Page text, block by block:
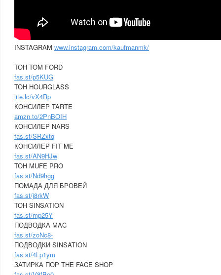
INSTAGRAM www.instagram.com/kaufmanmk/
ТОН TOM FORD
fas.st/p5KUG
ТОН HOURGLASS
lite.lc/vX4Rp
КОНСИЛЕР TARTE
amzn.to/2PnBOIH
КОНСИЛЕР NARS
fas.st/SRZxtq
КОНСИЛЕР FIT ME
fas.st/AN9HJw
ТОН MUFE PRO
fas.st/Nd9hgg
ПОМАДА ДЛЯ БРОВЕЙ
fas.st/j8rkW
ТОН SINSATION
fas.st/mp25Y
ПОДВОДКА MAC
fas.st/zoNc8-
ПОДВОДКИ SINSATION
fas.st/4Lp1ym
ЗАТИРКА ПОР THE FACE SHOP